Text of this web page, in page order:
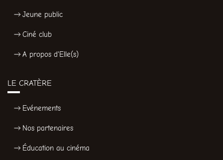
Jeune public
Ciné club
A propos d'Elle(s)
LE CRATÈRE
Evénements
Nos partenaires
Éducation au cinéma